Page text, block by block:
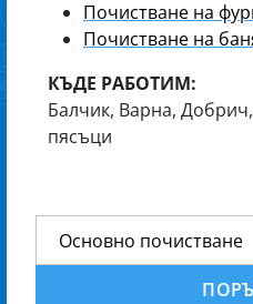
Почистване на
Почистване на
КЪДЕ РАБОТИМ:
Балчик, Варна,
пясъци